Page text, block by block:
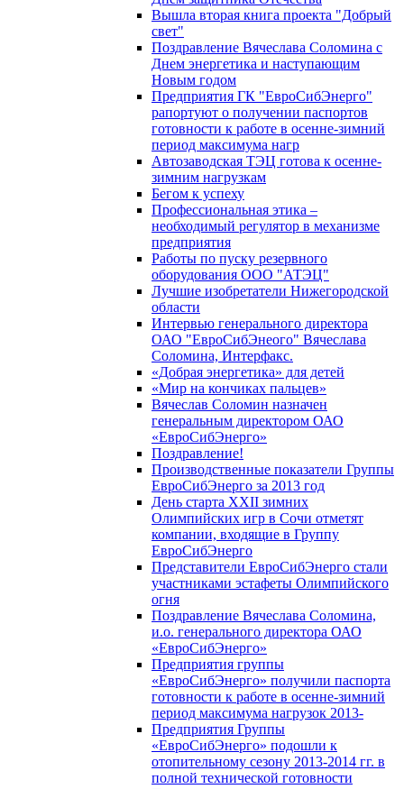
Вышла вторая книга проекта "Добрый
свет"
Поздравление Вячеслава Соломина с
Днем энергетика и наступающим
Новым годом
Предприятия ГК "ЕвроСибЭнерго"
рапортуют о получении паспортов
готовности к работе в осенне-зимний
период максимума нагр
Автозаводская ТЭЦ готова к осенне-
зимним нагрузкам
Бегом к успеху
Профессиональная этика –
необходимый регулятор в механизме
предприятия
Работы по пуску резервного
оборудования ООО "АТЭЦ"
Лучшие изобретатели Нижегородской
области
Интервью генерального директора
ОАО "ЕвроСибЭнеого" Вячеслава
Соломина, Интерфакс.
«Добрая энергетика» для детей
«Мир на кончиках пальцев»
Вячеслав Соломин назначен
генеральным директором ОАО
«ЕвроСибЭнерго»
Поздравление!
Производственные показатели Группы
ЕвроСибЭнерго за 2013 год
День старта XXII зимних
Олимпийских игр в Сочи отметят
компании, входящие в Группу
ЕвроСибЭнерго
Представители ЕвроСибЭнерго стали
участниками эстафеты Олимпийского
огня
Поздравление Вячеслава Соломина,
и.о. генерального директора ОАО
«ЕвроСибЭнерго»
Предприятия группы
«ЕвроСибЭнерго» получили паспорта
готовности к работе в осенне-зимний
период максимума нагрузок 2013-
Предприятия Группы
«ЕвроСибЭнерго» подошли к
отопительному сезону 2013-2014 гг. в
полной технической готовности